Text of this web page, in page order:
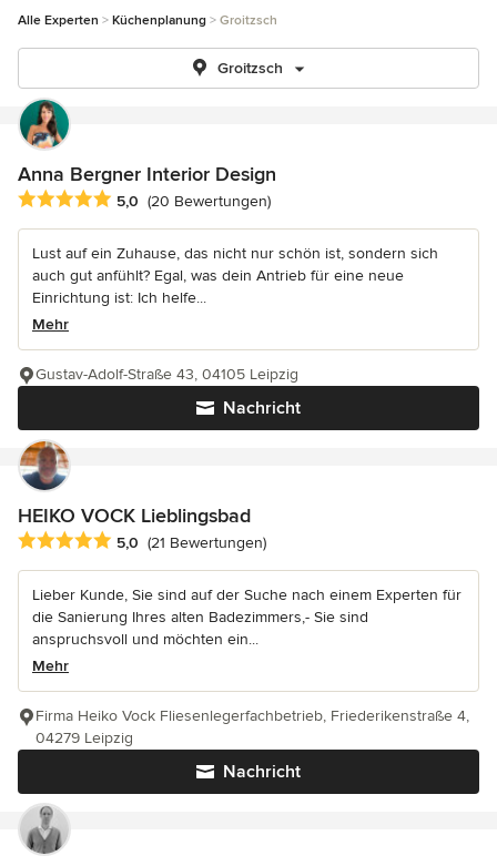
Alle Experten Küchenplanung Groitzsch
Groitzsch
Anna Bergner Interior Design
Durchschnittliche Bewertung: 5 von 5 Sternen
5,0 (20 Bewertungen)
Lust auf ein Zuhause, das nicht nur schön ist, sondern sich
auch gut anfühlt? Egal, was dein Antrieb für eine neue
Einrichtung ist: Ich helfe...
Mehr
Nachricht
Gustav-Adolf-Straße 43, 04105 Leipzig
HEIKO VOCK Lieblingsbad
Durchschnittliche Bewertung: 5 von 5 Sternen
5,0 (21 Bewertungen)
Lieber Kunde, Sie sind auf der Suche nach einem Experten für
die Sanierung Ihres alten Badezimmers,- Sie sind
anspruchsvoll und möchten ein...
Mehr
Nachricht
Firma Heiko Vock Fliesenlegerfachbetrieb, Friederikenstraße 4,
04279 Leipzig